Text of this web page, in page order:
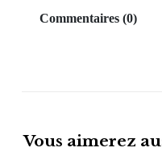
Commentaires (0)
Vous aimerez